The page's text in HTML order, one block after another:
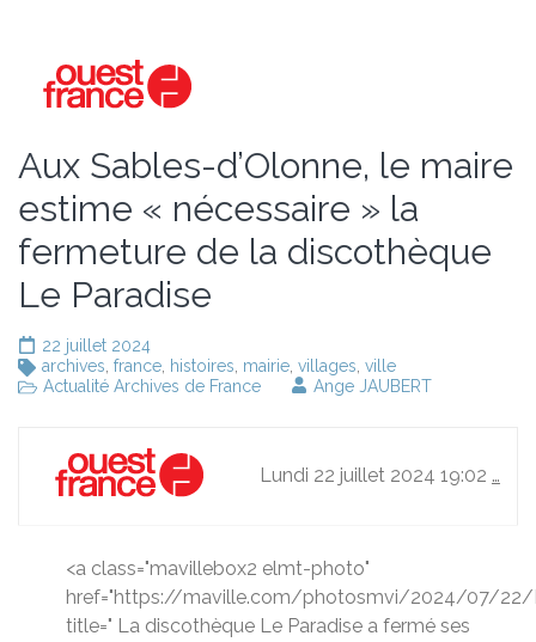
Aux Sables-d’Olonne, le maire
estime « nécessaire » la
fermeture de la discothèque
Le Paradise
22 juillet 2024
archives france histoires mairie villages ville
Actualité Archives de France
Ange JAUBERT
Lundi 22 juillet 2024 19:02 …
<a class="mavillebox2 elmt-photo"
href="https://maville.com/photosmvi/2024/07/22/
title=" La discothèque Le Paradise a fermé ses